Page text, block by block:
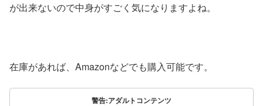
が出来ないので中身がすごく気になりますよね。
在庫があれば、Amazonなどでも購入可能です。
警告:アダルトコンテンツ